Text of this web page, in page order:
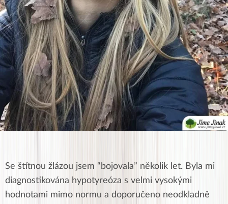
Se štítnou žlázou jsem “bojovala” několik let. Byla mi
diagnostikována hypotyreóza s velmi vysokými
hodnotami mimo normu a doporučeno neodkladně